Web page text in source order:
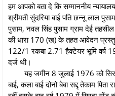
हम आपको बता दे कि सम्माननीय
श्रीमती सुंदरिया बाई पति छन्नू लाल
पुसाम, नवल सिंह पुसाम ग्राम देई तहसील
की धारा 170 (ख) के तहत आवेदन
122/1 रकबा 2.71 हैक्टेयर भूमि वर्ष
दर्ज थी।
यह जमीन 8 जुलाई 1976 को
बाई, कला बाई दोनो बेबा सद्दृ तेकाम